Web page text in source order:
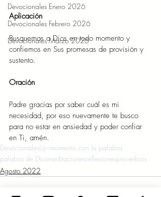
Devocionales Enero 2026
Devocionales Febrero 2026
Devocionales Marzo 2026
Aplicación
Busquemos a Dios en todo momento y
confiemos en Sus promesas de provisión y
sustento.
Oración
Padre gracias por saber cuál es mi
necesidad, por eso nuevamente te busco
para no estar en ansiedad y poder confiar
en Ti, amén.
DevocionalesUn momento con la palabra
palabra de Diosmeditacionesreflexionesproverbios
Agosto 2022